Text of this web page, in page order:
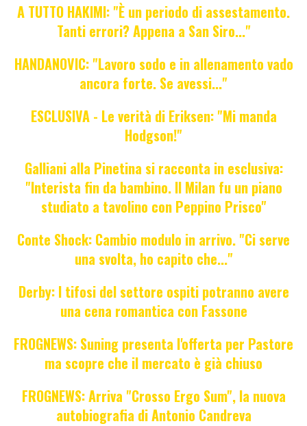
A TUTTO HAKIMI: "È un periodo di assestamento.
Tanti errori? Appena a San Siro..."
HANDANOVIC: "Lavoro sodo e in allenamento vado
ancora forte. Se avessi..."
ESCLUSIVA - Le verità di Eriksen: "Mi manda
Hodgson!"
Galliani alla Pinetina si racconta in esclusiva:
"Interista fin da bambino. Il Milan fu un piano
studiato a tavolino con Peppino Prisco"
Conte Shock: Cambio modulo in arrivo. "Ci serve
una svolta, ho capito che..."
Derby: I tifosi del settore ospiti potranno avere
una cena romantica con Fassone
FROGNEWS: Suning presenta l'offerta per Pastore
ma scopre che il mercato è già chiuso
FROGNEWS: Arriva "Crosso Ergo Sum", la nuova
autobiografia di Antonio Candreva